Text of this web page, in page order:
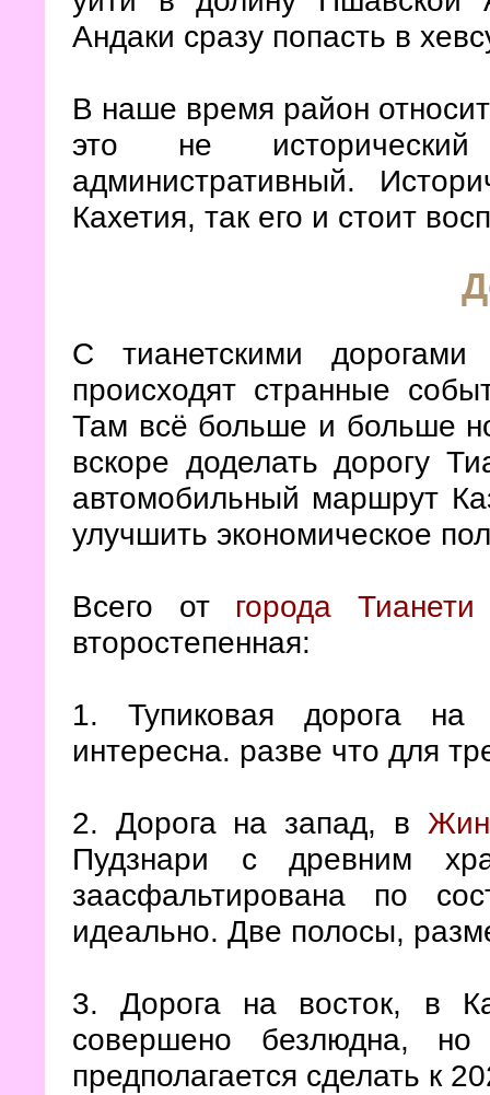
Андаки сразу попасть в
В наше время район
это не
административный.
Кахетия, так его и стоит
С тианетскими
происходят странные
Там всё больше и больше
вскоре доделать дорогу
автомобильный маршрут
улучшить экономическое
Всего от города Тианети
второстепенная:
1. Тупиковая дорога
интересна. разве что для
2. Дорога на запад, в
Пудзнари с древним
заасфальтирована по
идеально. Две полосы,
3. Дорога на восток, в
совершено безлюдна,
предполагается сделать к